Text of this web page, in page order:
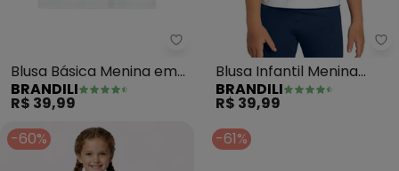
Brandili - Blusa Básica Menina
Blusa Básica Menina em
Cotton (Branco)
BRANDILI
R$ 39,99
Blusa Infantil Menina
Cotton (Branco)
BRANDILI
R$ 39,99
-60%
-61%